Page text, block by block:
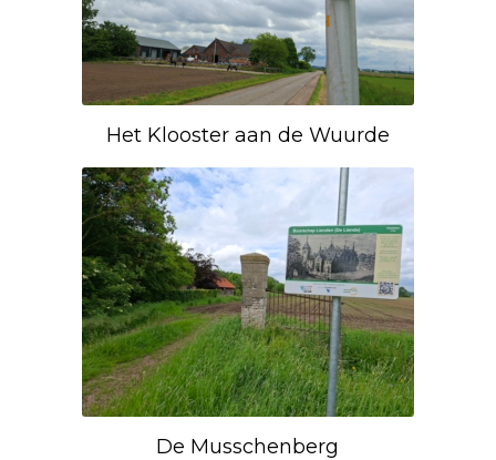
Het Klooster aan de Wuurde
De Musschenberg